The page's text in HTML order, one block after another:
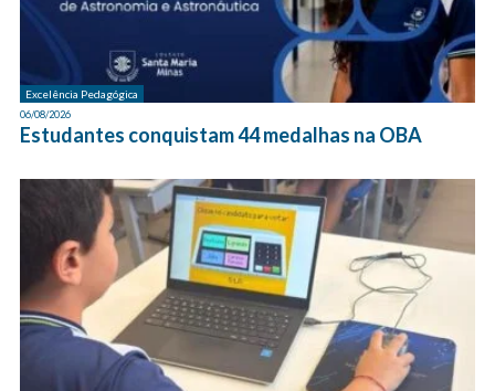
Excelência Pedagógica
06/08/2026
Estudantes conquistam 44 medalhas na OBA